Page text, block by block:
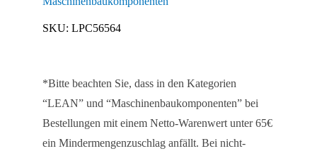
SKU: LPC56564
*Bitte beachten Sie, dass in den Kategorien
“LEAN” und “Maschinenbaukomponenten” bei
Bestellungen mit einem Netto-Warenwert unter 65€
ein Mindermengenzuschlag anfällt. Bei nicht-